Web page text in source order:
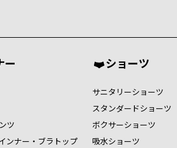
ー
ツ
ンナー・ブラトップ
ショーツ
サニタリーショーツ
スタンダードショーツ
ボクサーショーツ
吸水ショーツ